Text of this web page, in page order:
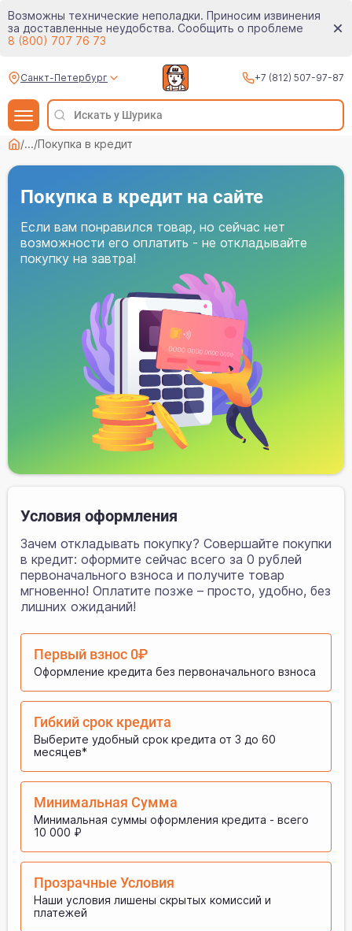
Возможны технические неполадки. Приносим извинения
за доставленные неудобства. Сообщить о проблеме
8 (800) 707 76 73
Санкт-Петербург +7 (812) 507-97-87
/.../Покупка в кредит
Покупка в кредит на сайте
Если вам понравился товар, но сейчас нет
возможности его оплатить - не откладывайте
покупку на завтра!
Условия оформления
Зачем откладывать покупку? Совершайте покупки
в кредит: оформите сейчас всего за 0 рублей
первоначального взноса и получите товар
мгновенно! Оплатите позже – просто, удобно, без
лишних ожиданий!
Первый взнос 0₽
Оформление кредита без первоначального взноса
Гибкий срок кредита
Выберите удобный срок кредита от 3 до 60
месяцев*
Минимальная Сумма
Минимальная суммы оформления кредита - всего
10 000 ₽
Прозрачные Условия
Наши условия лишены скрытых комиссий и
платежей